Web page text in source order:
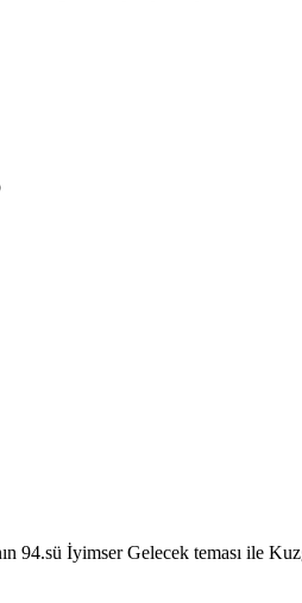
94.sü İyimser Gelecek teması ile